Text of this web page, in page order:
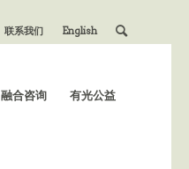
联系我们 English
融合咨询 有光公益